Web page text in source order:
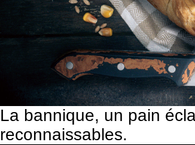
La bannique, un pain
reconnaissables.